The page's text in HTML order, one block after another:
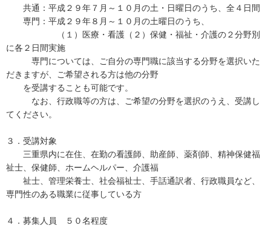
共通：平成２９年７月～１０月の土・日曜日のうち、全４日間
専門：平成２９年８月～１０月の土曜日のうち、
（１）医療・看護（２）保健・福祉・介護の２分野別
に各２日間実施
専門については、ご自分の専門職に該当する分野を選択いた
だきますが、ご希望される方は他の分野
を受講することも可能です。
なお、行政職等の方は、ご希望の分野を選択のうえ、受講し
てください。
３．受講対象
三重県内に在住、在勤の看護師、助産師、薬剤師、精神保健福
祉士、保健師、ホームヘルパー、介護福
祉士、管理栄養士、社会福祉士、手話通訳者、行政職員など、
専門性のある職業に従事している方
４．募集人員 ５０名程度